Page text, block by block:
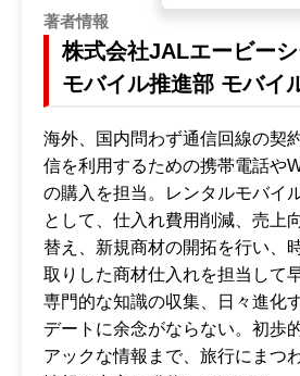
著者情報
株式会社JALエービー
モバイル推進部 モバイ
海外、国内問わず通信回線の契
信を利用するための携帯電話や
の購入を担当。レンタルモバイ
として、仕入れ費用削減、売上
替え、新規商材の開拓を行い、
取りした商材仕入れを担当して
専門的な知識の収集、日々進化
デートに余念がならない。初歩
アックな情報まで、旅行にまつ